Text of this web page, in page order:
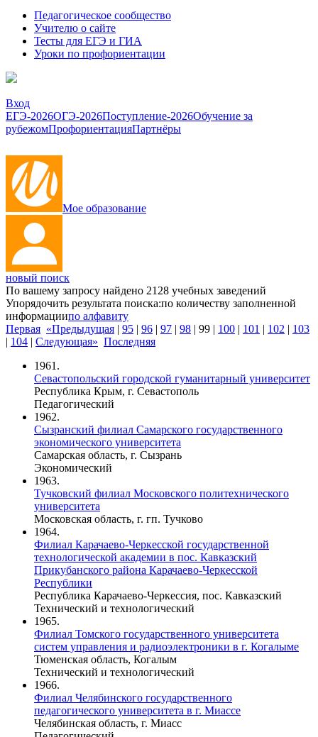
Педагогическое сообщество
Учителю о сайте
Тесты для ЕГЭ и ГИА
Уроки по профориентации
Вход
ЕГЭ-2026ОГЭ-2026Поступление-2026Обучение за
рубежомПрофориентацияПартнёры
Мое образование
новый поиск
По вашему запросу найдено 2128 учебных заведений
Упорядочить результата поиска:по количеству заполненной
информациипо алфавиту
Первая «Предыдущая | 95 | 96 | 97 | 98 | 99 | 100 | 101 | 102 | 103
| 104 | Следующая» Последняя
1961.
Севастопольский городской гуманитарный университет
Республика Крым, г. Севастополь
Педагогический
1962.
Сызранский филиал Самарского государственного
экономического университета
Самарская область, г. Сызрань
Экономический
1963.
Тучковский филиал Московского политехнического
университета
Московская область, г. гп. Тучково
1964.
Филиал Карачаево-Черкесской государственной
технологической академии в пос. Кавказский
Прикубанского района Карачаево-Черкесской
Республики
Республика Карачаево-Черкессия, пос. Кавказский
Технический и технологический
1965.
Филиал Томского государственного университета
систем управления и радиоэлектроники в г. Когалыме
Тюменская область, Когалым
Технический и технологический
1966.
Филиал Челябинского государственного
педагогического университета в г. Миассе
Челябинская область, г. Миасс